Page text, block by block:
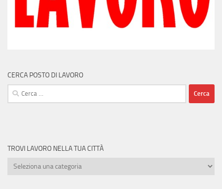
CERCA POSTO DI LAVORO
Ricerca
per:
TROVI LAVORO NELLA TUA CITTÀ
Trovi